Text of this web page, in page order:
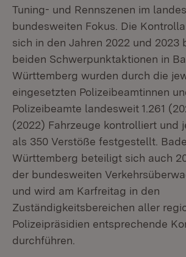
Tuning- und Rennszenen im
bundesweiten Fokus. Die
sich in den Jahren 2022 und 2023
beiden Schwerpunktaktionen in
Württemberg wurden durch die
eingesetzten Polizeibeamtinnen
Polizeibeamte landesweit 1.261
(2022) Fahrzeuge kontrolliert und
als 350 Verstöße festgestellt.
Württemberg beteiligt sich auch
der bundesweiten
und wird am Karfreitag in den
Zuständigkeitsbereichen aller
Polizeipräsidien entsprechende
durchführen.